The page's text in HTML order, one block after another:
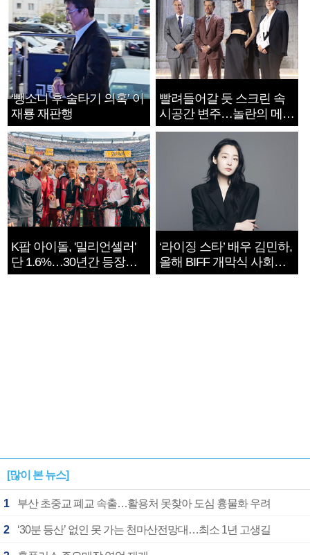
‘뺑소니 후 술타기 의혹’ 이
재룡 재판행
빨려들어갈 듯 스크린 속
시공간 변주…놀란의 메시
지는 ‘전쟁 속죄’
K팝 아이돌, '밀리언셀러'
단 1.6%…30년간 등장
1182개팀 전수조사
‘라이징 스타’ 배우 김민하,
올해 BIFF 개막식 사회자
확정
[많이 본 뉴스]
1 부산 초중교 폐교 속출…활용처 못찾아 도심 흉물화 우려
2 ‘30분 등산’ 없인 못 가는 천마산전망대…최소 1년 고생길